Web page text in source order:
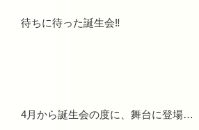
待ちに待った誕生会‼
4月から誕生会の度に、舞台に登場…